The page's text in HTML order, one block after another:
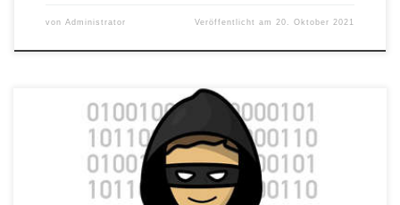
von Administrator Veröffentlicht am20. Oktober 2021
Starke Nerven braucht man als Investor der „China BPIC
Surveying Instruments AG“. Und schwindelfrei sollte man
zusätzlich sein. Nicht nur der sperrige Name, sondern auch die fast